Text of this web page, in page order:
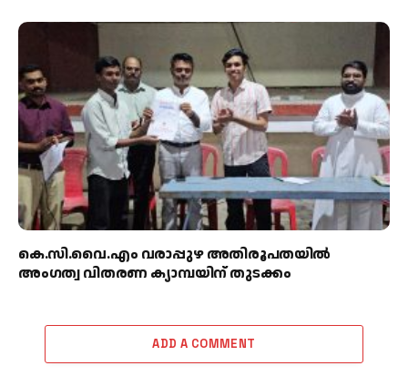
കെ.സി.വൈ.എം വരാപ്പുഴ അതിരൂപതയിൽ
അംഗത്വ വിതരണ ക്യാമ്പയിന് തുടക്കം
ADD A COMMENT